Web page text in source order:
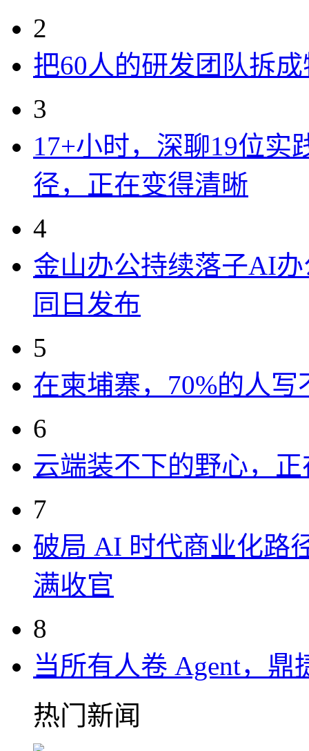
2
把60人的研发团队拆
3
17+小时，深聊19位实
径，正在变得清晰
4
金山办公持续落子AI办
同日发布
5
在柬埔寨，70%的人写
6
云端装不下的野心，
7
破局 AI 时代商业化路
满收官
8
当所有人卷 Agent，
热门新闻